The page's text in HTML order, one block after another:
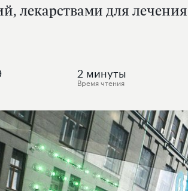
лекарствами для
2 минуты
Время чтения